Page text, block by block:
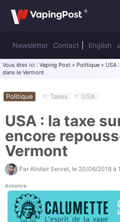
Newsletter Contact English
Vous êtes ici : Vaping Post » Politique » USA
dans le Vermont
Politique # Taxes # USA
USA : la taxe
encore
Vermont
Par Alistair Servet , le 20/06/2018 à
Annonce